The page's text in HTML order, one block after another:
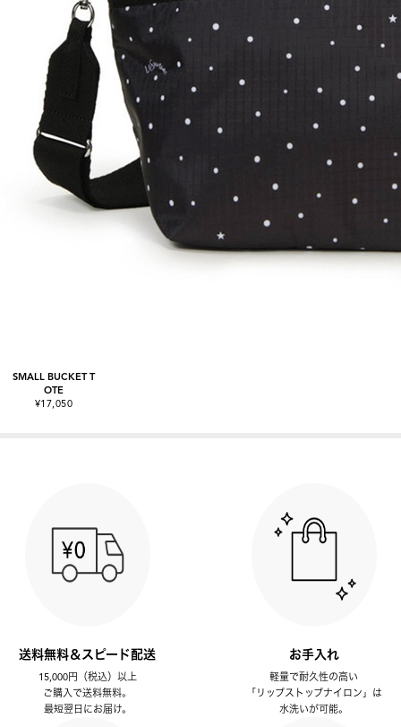
SMALL BUCKET T
OTE
¥17,050
送料無料＆スピード配送
15,000円（税込）以上
ご購入で送料無料。
最短翌日にお届け。
お手入れ
軽量で耐久性の高い
「リップストップナイロン」は
水洗いが可能。